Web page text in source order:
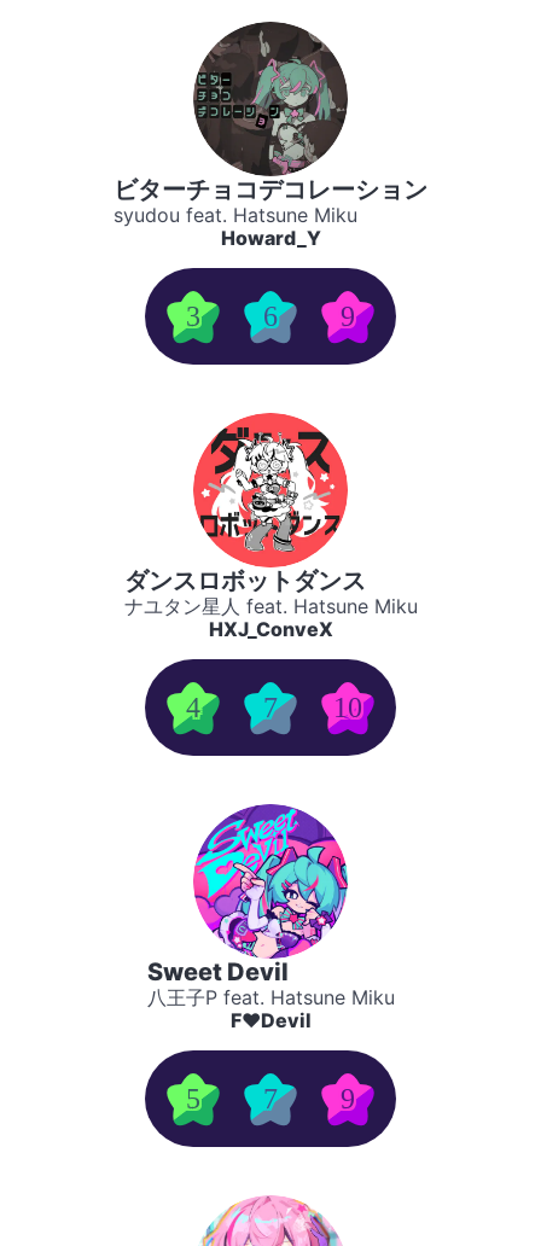
ビターチョコデコレーション
syudou feat. Hatsune Miku
Howard_Y
3 6 9
ダンスロボットダンス
ナユタン星人 feat. Hatsune Miku
HXJ_ConveX
4 7 10
Sweet Devil
八王子P feat. Hatsune Miku
F♥Devil
5 7 9